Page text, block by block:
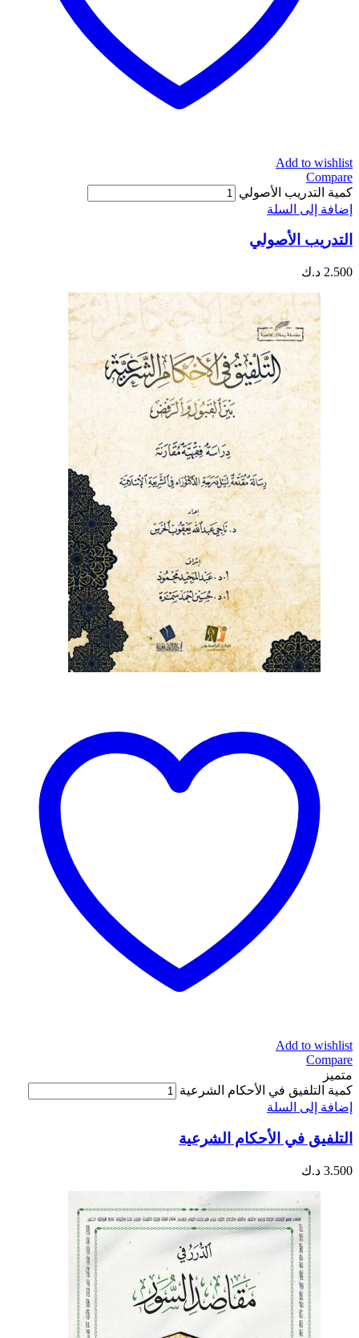
Add to wishlist
Compare
كمية التدريب الأصولي
إضافة إلى السلة
التدريب الأصولي
2.500 د.ك
Add to wishlist
Compare
متميز
كمية التلفيق في الأحكام الشرعية
إضافة إلى السلة
التلفيق في الأحكام الشرعية
3.500 د.ك